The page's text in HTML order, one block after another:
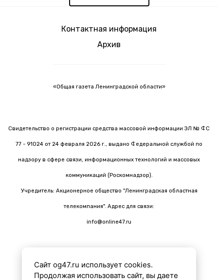
Контактная информация
Архив
«Общая газета Ленинградской области»
Свидетельство о регистрации средства массовой информации ЭЛ № ФС
77 - 91024 от 24 февраля 2026 г., выдано Федеральной службой по
надзору в сфере связи, информационных технологий и массовых
коммуникаций (Роскомнадзор).
Учредитель: Акционерное общество "Ленинградская областная
телекомпания". Адрес для связи:
info@online47.ru
Все материалы на сайте подготовлены с помощью ИИ
Сайт og47.ru использует cookies.
Продолжая использовать сайт, вы даете